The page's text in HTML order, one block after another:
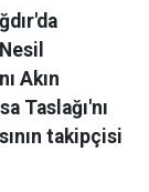
Akın
Taslağı'nı
takipçisi